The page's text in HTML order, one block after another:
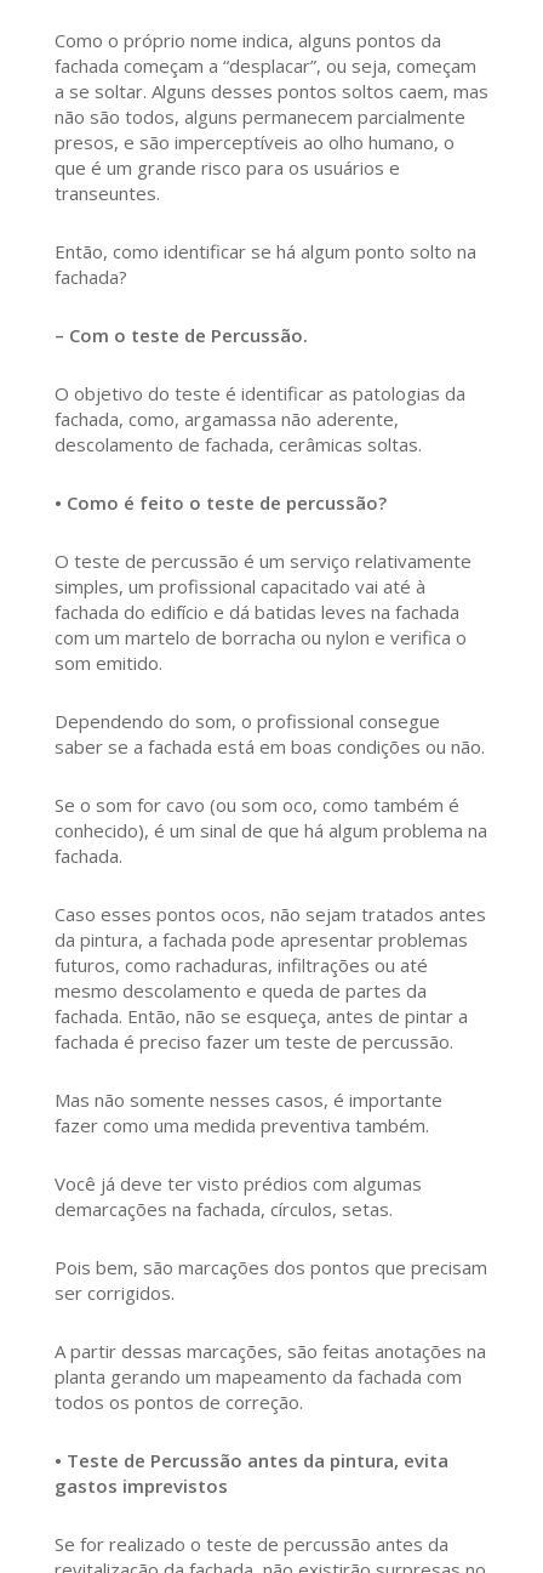
Como o próprio nome indica, alguns pontos da
fachada começam a “desplacar”, ou seja, começam
a se soltar. Alguns desses pontos soltos caem, mas
não são todos, alguns permanecem parcialmente
presos, e são imperceptíveis ao olho humano, o
que é um grande risco para os usuários e
transeuntes.
Então, como identificar se há algum ponto solto na
fachada?
– Com o teste de Percussão.
O objetivo do teste é identificar as patologias da
fachada, como, argamassa não aderente,
descolamento de fachada, cerâmicas soltas.
• Como é feito o teste de percussão?
O teste de percussão é um serviço relativamente
simples, um profissional capacitado vai até à
fachada do edifício e dá batidas leves na fachada
com um martelo de borracha ou nylon e verifica o
som emitido.
Dependendo do som, o profissional consegue
saber se a fachada está em boas condições ou não.
Se o som for cavo (ou som oco, como também é
conhecido), é um sinal de que há algum problema na
fachada.
Caso esses pontos ocos, não sejam tratados antes
da pintura, a fachada pode apresentar problemas
futuros, como rachaduras, infiltrações ou até
mesmo descolamento e queda de partes da
fachada. Então, não se esqueça, antes de pintar a
fachada é preciso fazer um teste de percussão.
Mas não somente nesses casos, é importante
fazer como uma medida preventiva também.
Você já deve ter visto prédios com algumas
demarcações na fachada, círculos, setas.
Pois bem, são marcações dos pontos que precisam
ser corrigidos.
A partir dessas marcações, são feitas anotações na
planta gerando um mapeamento da fachada com
todos os pontos de correção.
• Teste de Percussão antes da pintura, evita
gastos imprevistos
Se for realizado o teste de percussão antes da